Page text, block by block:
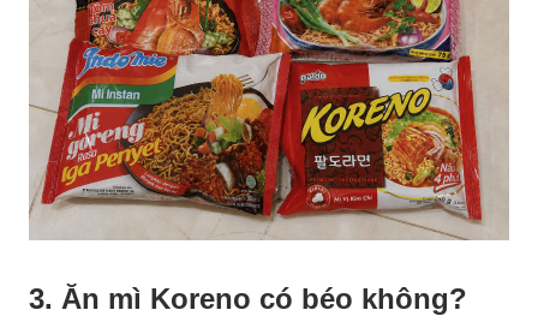
3. Ăn mì Koreno có béo không?